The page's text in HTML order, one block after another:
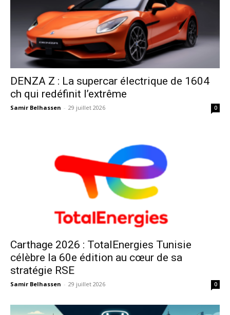
DENZA Z : La supercar électrique de 1604
ch qui redéfinit l’extrême
Samir Belhassen - 29 juillet 2026 0
Carthage 2026 : TotalEnergies Tunisie
célèbre la 60e édition au cœur de sa
stratégie RSE
Samir Belhassen - 29 juillet 2026 0